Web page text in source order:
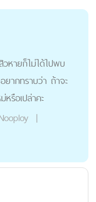
หายก็ไม่ได้ไปพบ
ากทราบว่า ถ้าจะ
รือเปล่าคะ
|